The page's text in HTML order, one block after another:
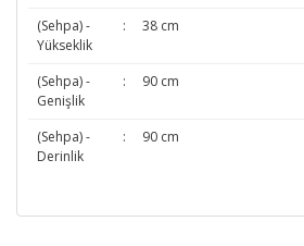
(Sehpa) -
Yükseklik
: 38 cm
(Sehpa) -
Genişlik
: 90 cm
(Sehpa) -
Derinlik
: 90 cm